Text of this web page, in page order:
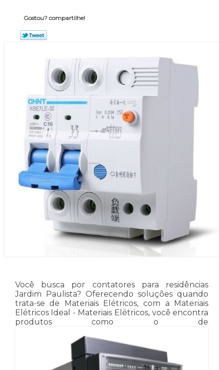
Gostou? compartilhe!
Você busca por contatores para residências
Jardim Paulista? Oferecendo soluções quando
trata-se de Materiais Elétricos, com a Materiais
Elétricos Ideal - Materiais Elétricos, você encontra
produtos como o de